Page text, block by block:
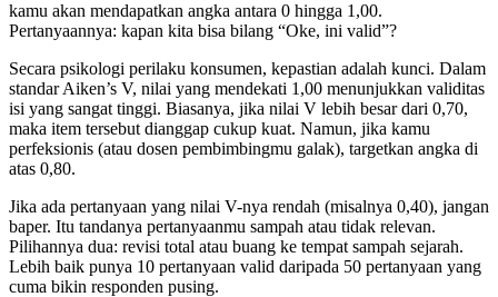
kamu akan mendapatkan angka antara 0 hingga 1,00.
Pertanyaannya: kapan kita bisa bilang “Oke, ini valid”?
Secara psikologi perilaku konsumen, kepastian adalah kunci. Dalam
standar Aiken’s V, nilai yang mendekati 1,00 menunjukkan validitas
isi yang sangat tinggi. Biasanya, jika nilai V lebih besar dari 0,70,
maka item tersebut dianggap cukup kuat. Namun, jika kamu
perfeksionis (atau dosen pembimbingmu galak), targetkan angka di
atas 0,80.
Jika ada pertanyaan yang nilai V-nya rendah (misalnya 0,40), jangan
baper. Itu tandanya pertanyaanmu sampah atau tidak relevan.
Pilihannya dua: revisi total atau buang ke tempat sampah sejarah.
Lebih baik punya 10 pertanyaan valid daripada 50 pertanyaan yang
cuma bikin responden pusing.